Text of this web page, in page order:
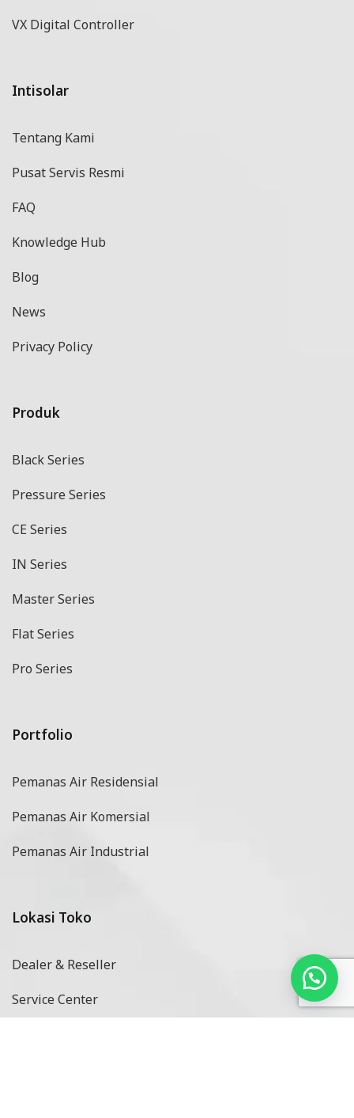
VX Digital Controller
Intisolar
Tentang Kami
Pusat Servis Resmi
FAQ
Knowledge Hub
Blog
News
Privacy Policy
Produk
Black Series
Pressure Series
CE Series
IN Series
Master Series
Flat Series
Pro Series
Portfolio
Pemanas Air Residensial
Pemanas Air Komersial
Pemanas Air Industrial
Lokasi Toko
Dealer & Reseller
Service Center